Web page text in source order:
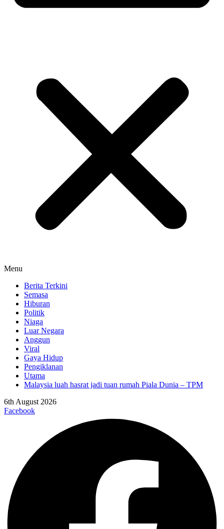
Menu
Berita Terkini
Semasa
Hiburan
Politik
Niaga
Luar Negara
Anggun
Viral
Gaya Hidup
Pengiklanan
Utama
Malaysia luah hasrat jadi tuan rumah Piala Dunia – TPM
6th August 2026
Facebook